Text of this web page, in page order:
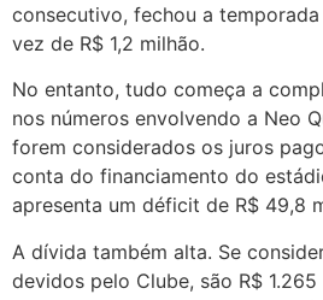
consecutivo, fechou a
vez de R$ 1,2 milhão.
No entanto, tudo começa a
nos números envolvendo a Neo
forem considerados os juros
conta do financiamento do
apresenta um déficit de R$ 49,8
A dívida também alta. Se
devidos pelo Clube, são R$